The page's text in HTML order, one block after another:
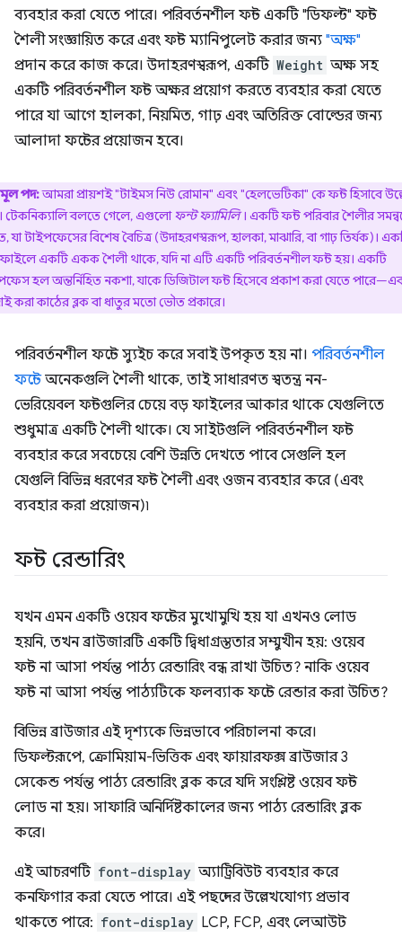
ব্যবহার করা যেতে পারে। পরিবর্তনশীল ফন্ট একটি "ডিফল্ট" ফন্ট
শৈলী সংজ্ঞায়িত করে এবং ফন্ট ম্যানিপুলেট করার জন্য "অক্ষ"
প্রদান করে কাজ করে। উদাহরণস্বরূপ, একটি Weight অক্ষ সহ
একটি পরিবর্তনশীল ফন্ট অক্ষর প্রয়োগ করতে ব্যবহার করা যেতে
পারে যা আগে হালকা, নিয়মিত, গাঢ় এবং অতিরিক্ত বোল্ডের জন্য
আলাদা ফন্টের প্রয়োজন হবে।
মূল পদ:আমরা প্রায়শই "টাইমস নিউ রোমান" এবং "হেলভেটিকা" কে ফন্ট হিসাবে
টেকনিক্যালি বলতে গেলে, এগুলোফন্ট ফ্যামিলি। একটি ফন্ট পরিবার শৈলীর
যা টাইপফেসের বিশেষ বৈচিত্র (উদাহরণস্বরূপ, হালকা, মাঝারি, বা গাঢ় তির্যক)।
একটি একক শৈলী থাকে, যদি না এটি একটি পরিবর্তনশীল ফন্ট হয়। একটি
হল অন্তর্নিহিত নকশা, যাকে ডিজিটাল ফন্ট হিসেবে প্রকাশ করা যেতে
করা কাঠের ব্লক বা ধাতুর মতো ভৌত প্রকারে।
পরিবর্তনশীল ফন্টে স্যুইচ করে সবাই উপকৃত হয় না। পরিবর্তনশীল
ফন্টেঅনেকগুলি শৈলী থাকে, তাই সাধারণত স্বতন্ত্র নন-
ভেরিয়েবল ফন্টগুলির চেয়ে বড় ফাইলের আকার থাকে যেগুলিতে
শুধুমাত্র একটি শৈলী থাকে। যে সাইটগুলি পরিবর্তনশীল ফন্ট
ব্যবহার করে সবচেয়ে বেশি উন্নতি দেখতে পাবে সেগুলি হল
যেগুলি বিভিন্ন ধরণের ফন্ট শৈলী এবং ওজন ব্যবহার করে (এবং
ব্যবহার করা প্রয়োজন)৷
ফন্ট রেন্ডারিং
যখন এমন একটি ওয়েব ফন্টের মুখোমুখি হয় যা এখনও লোড
হয়নি, তখন ব্রাউজারটি একটি দ্বিধাগ্রস্ততার সম্মুখীন হয়: ওয়েব
ফন্ট না আসা পর্যন্ত পাঠ্য রেন্ডারিং বন্ধ রাখা উচিত? নাকি ওয়েব
ফন্ট না আসা পর্যন্ত পাঠ্যটিকে ফলব্যাক ফন্টে রেন্ডার করা উচিত?
বিভিন্ন ব্রাউজার এই দৃশ্যকে ভিন্নভাবে পরিচালনা করে।
ডিফল্টরূপে, ক্রোমিয়াম-ভিত্তিক এবং ফায়ারফক্স ব্রাউজার 3
সেকেন্ড পর্যন্ত পাঠ্য রেন্ডারিং ব্লক করে যদি সংশ্লিষ্ট ওয়েব ফন্ট
লোড না হয়। সাফারি অনির্দিষ্টকালের জন্য পাঠ্য রেন্ডারিং ব্লক
করে।
এই আচরণটি font-display অ্যাট্রিবিউট ব্যবহার করে
কনফিগার করা যেতে পারে। এই পছন্দের উল্লেখযোগ্য প্রভাব
থাকতে পারে: font-display LCP, FCP, এবং লেআউট